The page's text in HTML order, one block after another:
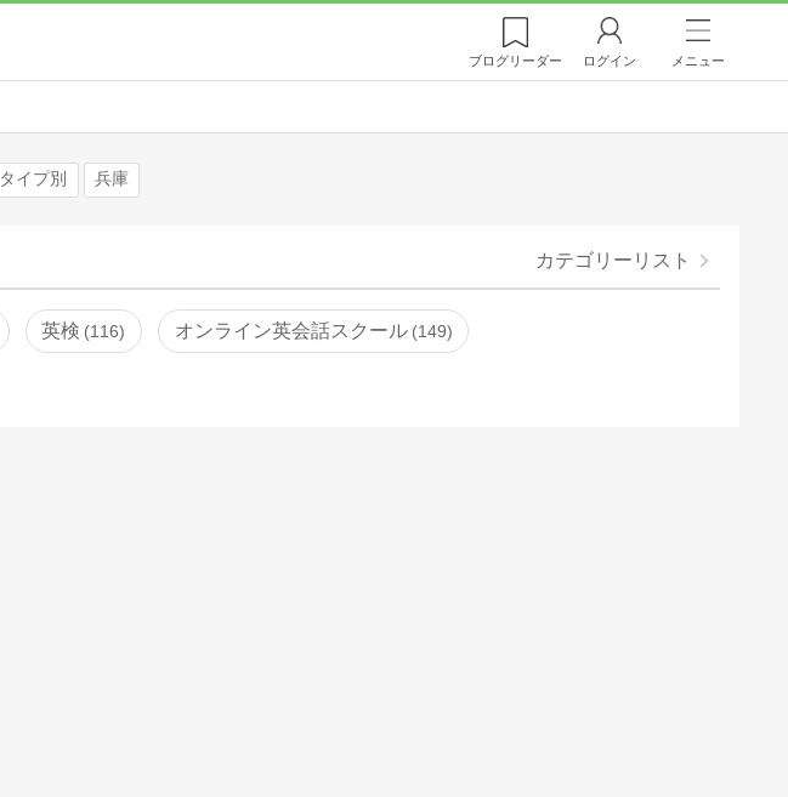
ブログリーダー ログイン メニュー
タイプ別 兵庫
カテゴリーリスト
英検 116 オンライン英会話スクール 149